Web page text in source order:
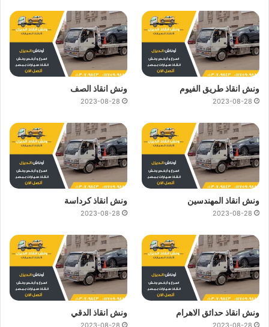
ونش انقاذ طريق الفيوم
2023-08-28
ونش انقاذ الصف
2023-08-28
ونش انقاذ المهندسين
2023-08-28
ونش انقاذ كرداسة
2023-08-28
ونش انقاذ حدائق الاهرام ونش انقاذ الدقي